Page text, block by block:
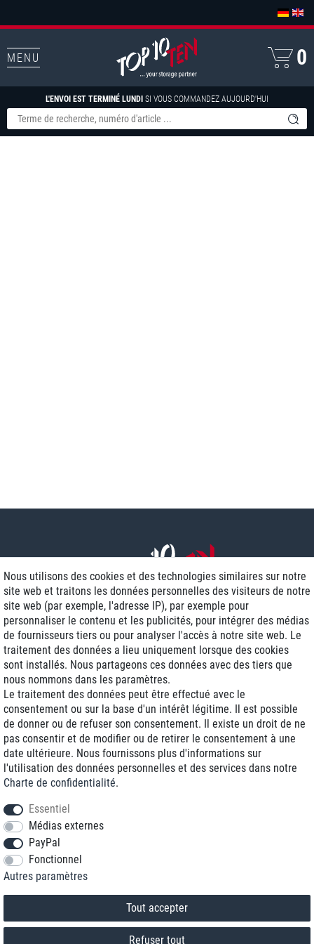
MENU
L'ENVOI EST TERMINÉ LUNDI SI VOUS COMMANDEZ AUJOURD'HUI
0
Livraison J+1
Frais d'expédition réduits
Reconditionnée avec garantie
+33 1 70 99 07 94 *
* Vous pouvez nous joindre aux tarifs locaux du lundi au vendredi de 9h à 18h.
Nous utilisons des cookies et des technologies similaires sur notre
site web et traitons les données personnelles des visiteurs de notre
site web (par exemple, l'adresse IP), par exemple pour
personnaliser le contenu et les publicités, pour intégrer des médias
de fournisseurs tiers ou pour analyser l'accès à notre site web. Le
traitement des données a lieu uniquement lorsque des cookies
sont installés. Nous partageons ces données avec des tiers que
nous nommons dans les paramètres.
Le traitement des données peut être effectué avec le
consentement ou sur la base d'un intérêt légitime. Il est possible
de donner ou de refuser son consentement. Il existe un droit de ne
pas consentir et de modifier ou de retirer le consentement à une
date ultérieure. Nous fournissons plus d'informations sur
l'utilisation des données personnelles et des services dans notre
Charte de confidentialité.
Essentiel
Médias externes
PayPal
Fonctionnel
Autres paramètres
Tout accepter
Refuser tout